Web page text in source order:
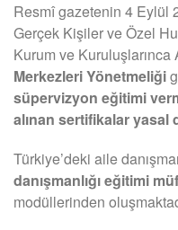
Resmî gazetenin 4 Eylül
Gerçek Kişiler ve Özel
Kurum ve Kuruluşlarınca
Merkezleri Yönetmeliği
süpervizyon eğitimi
alınan sertifikalar yasal
Türkiye’deki aile
danışmanlığı eğitimi
modüllerinden